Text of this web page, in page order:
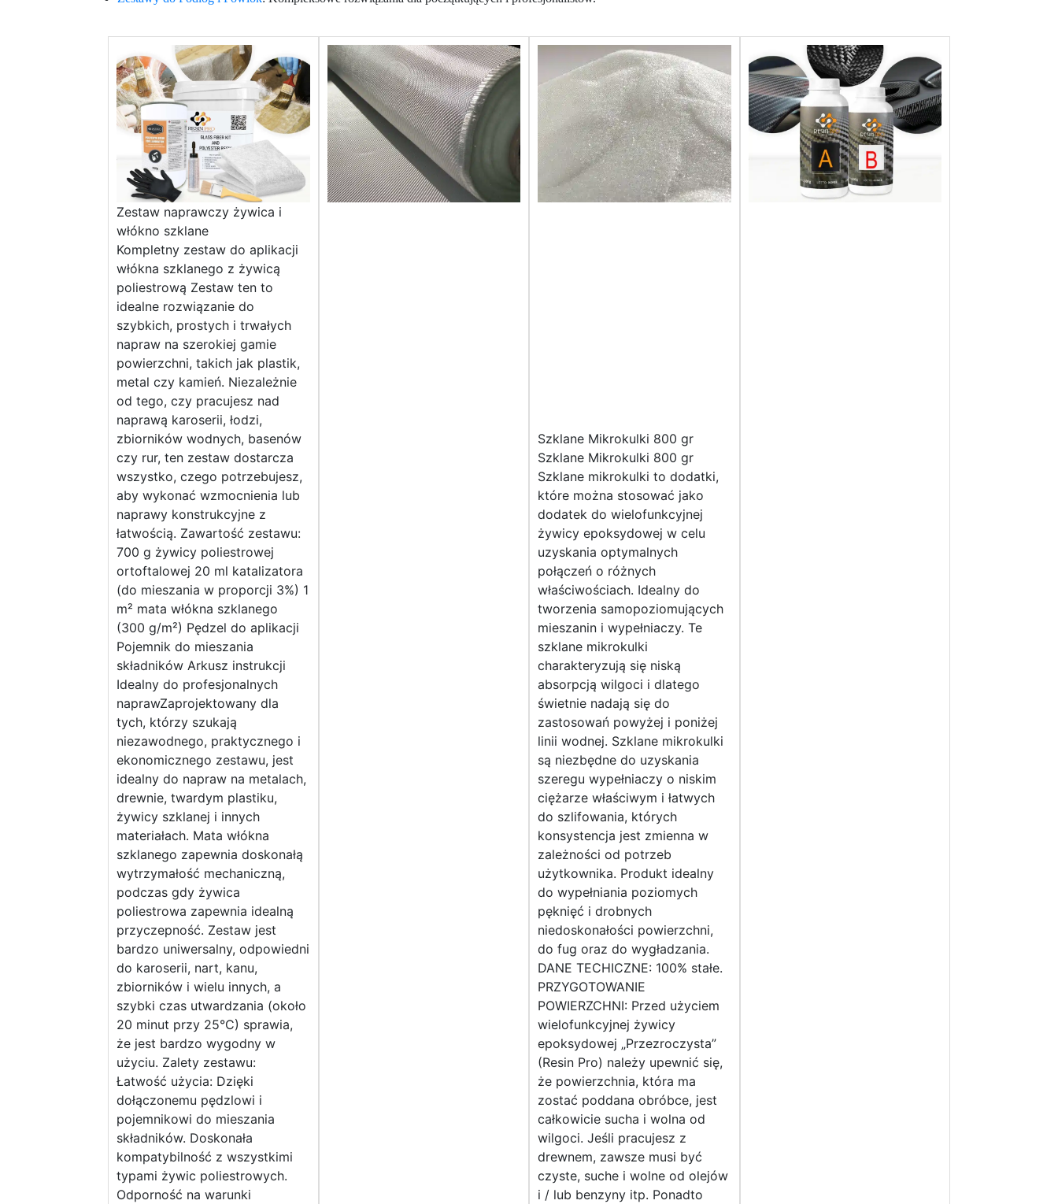
Zestaw naprawczy żywica i
włókno szklane
Kompletny zestaw do aplikacji
włókna szklanego z żywicą
poliestrową Zestaw ten to
idealne rozwiązanie do
szybkich, prostych i trwałych
napraw na szerokiej gamie
powierzchni, takich jak plastik,
metal czy kamień. Niezależnie
od tego, czy pracujesz nad
naprawą karoserii, łodzi,
zbiorników wodnych, basenów
czy rur, ten zestaw dostarcza
wszystko, czego potrzebujesz,
aby wykonać wzmocnienia lub
naprawy konstrukcyjne z
łatwością. Zawartość zestawu:
700 g żywicy poliestrowej
ortoftalowej 20 ml katalizatora
(do mieszania w proporcji 3%) 1
m² mata włókna szklanego
(300 g/m²) Pędzel do aplikacji
Pojemnik do mieszania
składników Arkusz instrukcji
Idealny do profesjonalnych
naprawZaprojektowany dla
tych, którzy szukają
niezawodnego, praktycznego i
ekonomicznego zestawu, jest
idealny do napraw na metalach,
drewnie, twardym plastiku,
żywicy szklanej i innych
materiałach. Mata włókna
szklanego zapewnia doskonałą
wytrzymałość mechaniczną,
podczas gdy żywica
poliestrowa zapewnia idealną
przyczepność. Zestaw jest
bardzo uniwersalny, odpowiedni
do karoserii, nart, kanu,
zbiorników i wielu innych, a
szybki czas utwardzania (około
20 minut przy 25°C) sprawia,
że jest bardzo wygodny w
użyciu. Zalety zestawu:
Łatwość użycia: Dzięki
dołączonemu pędzlowi i
pojemnikowi do mieszania
składników. Doskonała
kompatybilność z wszystkimi
typami żywic poliestrowych.
Odporność na warunki
Szklane Mikrokulki 800 gr
Szklane Mikrokulki 800 gr
Szklane mikrokulki to dodatki,
które można stosować jako
dodatek do wielofunkcyjnej
żywicy epoksydowej w celu
uzyskania optymalnych
połączeń o różnych
właściwościach. Idealny do
tworzenia samopoziomujących
mieszanin i wypełniaczy. Te
szklane mikrokulki
charakteryzują się niską
absorpcją wilgoci i dlatego
świetnie nadają się do
zastosowań powyżej i poniżej
linii wodnej. Szklane mikrokulki
są niezbędne do uzyskania
szeregu wypełniaczy o niskim
ciężarze właściwym i łatwych
do szlifowania, których
konsystencja jest zmienna w
zależności od potrzeb
użytkownika. Produkt idealny
do wypełniania poziomych
pęknięć i drobnych
niedoskonałości powierzchni,
do fug oraz do wygładzania.
DANE TECHICZNE: 100% stałe.
PRZYGOTOWANIE
POWIERZCHNI: Przed użyciem
wielofunkcyjnej żywicy
epoksydowej „Przezroczysta”
(Resin Pro) należy upewnić się,
że powierzchnia, która ma
zostać poddana obróbce, jest
całkowicie sucha i wolna od
wilgoci. Jeśli pracujesz z
drewnem, zawsze musi być
czyste, suche i wolne od olejów
i / lub benzyny itp. Ponadto